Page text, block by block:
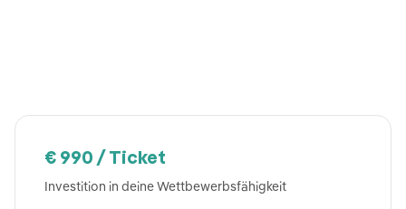
€ 990 / Ticket
Investition in deine Wettbewerbsfähigkeit